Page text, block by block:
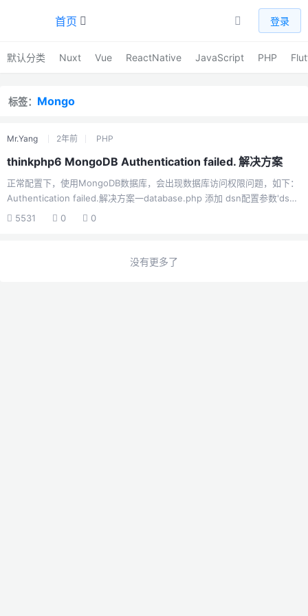
首页 登录
默认分类 Nuxt Vue ReactNative JavaScript PHP
标签： Mongo
Mr.Yang 2年前 PHP
thinkphp6 MongoDB Authentication failed. 解决方案
正常配置下，使用MongoDB数据库，会出现数据库访问权限问题，如下：
Authentication failed.解决方案一database.php 添加 dsn配置参数'dsn'
=> 'mongodb://' . env('database.username', '数据库用户名') . ':' .
5531 0 0
没有更多了